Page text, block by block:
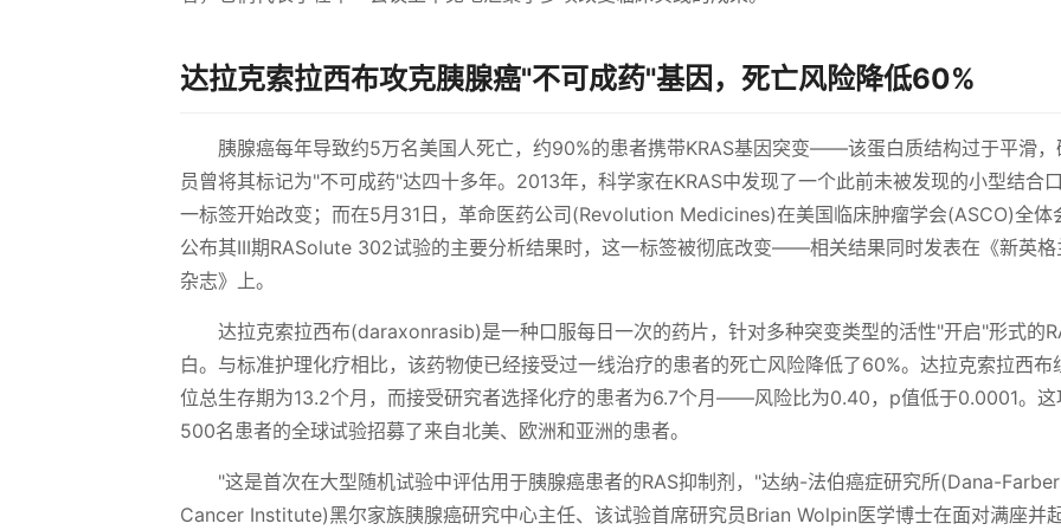
达拉克索拉西布攻克胰腺癌"不可成药"基因，死亡风险降低60%
胰腺癌每年导致约5万名美国人死亡，约90%的患者携带KRAS基因突变——该蛋白质结构过于平滑，
员曾将其标记为"不可成药"达四十多年。2013年，科学家在KRAS中发现了一个此前未被发现的小型结合
一标签开始改变；而在5月31日，革命医药公司(Revolution Medicines)在美国临床肿瘤学会(ASCO)全体
公布其III期RASolute 302试验的主要分析结果时，这一标签被彻底改变——相关结果同时发表在《新英格
杂志》上。
达拉克索拉西布(daraxonrasib)是一种口服每日一次的药片，针对多种突变类型的活性"开启"形式的
白。与标准护理化疗相比，该药物使已经接受过一线治疗的患者的死亡风险降低了60%。达拉克索拉西布
位总生存期为13.2个月，而接受研究者选择化疗的患者为6.7个月——风险比为0.40，p值低于0.0001。这
500名患者的全球试验招募了来自北美、欧洲和亚洲的患者。
"这是首次在大型随机试验中评估用于胰腺癌患者的RAS抑制剂，"达纳-法伯癌症研究所(Dana-Farber
Cancer Institute)黑尔家族胰腺癌研究中心主任、该试验首席研究员Brian Wolpin医学博士在面对满座并